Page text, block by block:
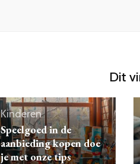
Dit
Kinderen
Speelgoed in de
aanbieding kopen doe
je met onze tips